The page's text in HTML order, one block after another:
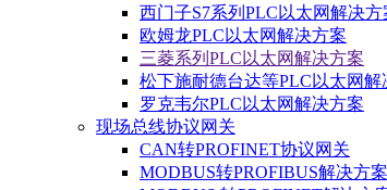
西门子S7系列PLC以太网解决方
欧姆龙PLC以太网解决方案
三菱系列PLC以太网解决方案
松下施耐德台达等PLC以太网解
罗克韦尔PLC以太网解决方案
现场总线协议网关
CAN转PROFINET协议网关
MODBUS转PROFIBUS解决方案